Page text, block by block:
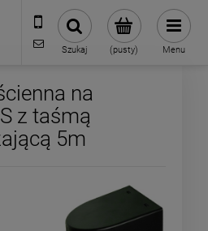
506 823 136
biuro@prodrop.pl
(pusty)
Szukaj Menu
na
z taśmą
5m